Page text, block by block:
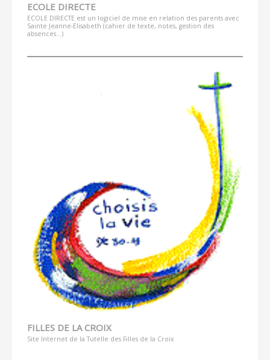
ECOLE DIRECTE
ECOLE DIRECTE est un logiciel de mise en relation des parents avec
Sainte Jeanne-Elisabeth (cahier de texte, notes, gestion des
absences...)
FILLES DE LA CROIX
Site Internet de la Tutelle des Filles de la Croix